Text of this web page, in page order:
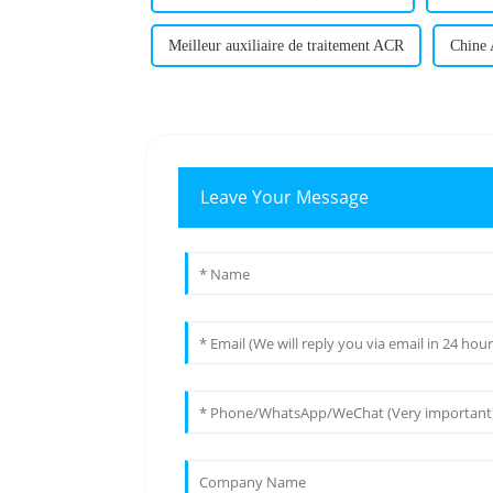
Meilleur auxiliaire de traitement ACR Chine
Leave Your Message